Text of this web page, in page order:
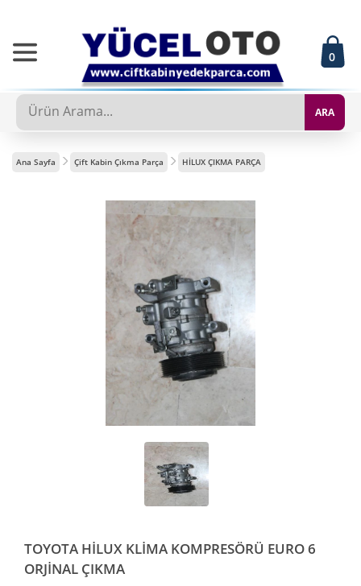
0
ARA
Ana Sayfa Çift Kabin Çıkma Parça HİLUX ÇIKMA PARÇA
TOYOTA HİLUX KLİMA KOMPRESÖRÜ EURO 6
ORJİNAL ÇIKMA